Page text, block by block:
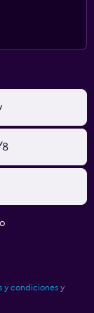
8
y condiciones y